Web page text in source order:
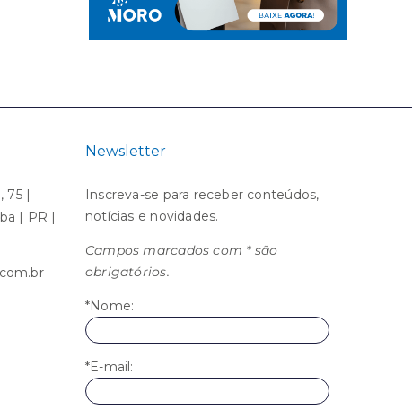
75 |
| PR |
Newsletter
Inscreva-se para receber conteúdos,
notícias e novidades.
Campos marcados com * são
obrigatórios.
*Nome:
*E-mail: